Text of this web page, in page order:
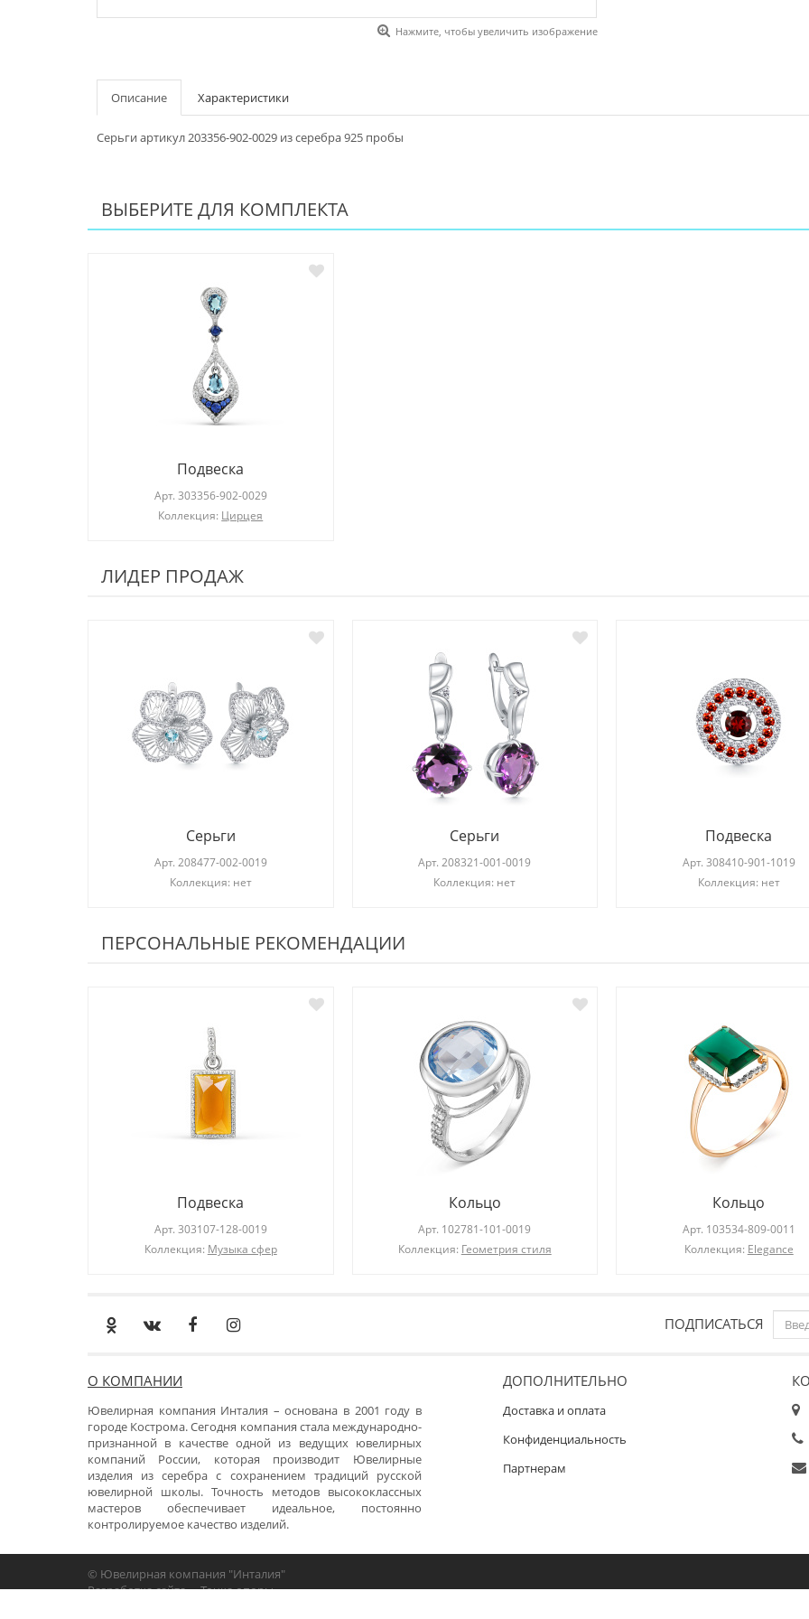
Нажмите, чтобы увеличить изображение
Описание Характеристики
Серьги артикул 203356-902-0029 из серебра 925 пробы
ВЫБЕРИТЕ ДЛЯ КОМПЛЕКТА
Подвеска
Арт. 303356-902-0029
Коллекция: Цирцея
ЛИДЕР ПРОДАЖ
Серьги
Арт. 208477-002-0019
Коллекция: нет
Серьги
Арт.208321-001-0019
Коллекция: нет
Подвеска
Арт. 308410-901-1019
Коллекция: нет
ПЕРСОНАЛЬНЫЕ РЕКОМЕНДАЦИИ
Подвеска
Арт. 303107-128-0019
Коллекция: Музыка сфер
Кольцо
Арт. 102781-101-0019
Коллекция: Геометрия стиля
Кольцо
Арт. 103534-809-0011
Коллекция: Elegance
ПОДПИСАТЬСЯ
О КОМПАНИИ
Ювелирная компания Инталия – основана в 2001 году в
городе Кострома. Сегодня компания стала международно-
признанной в качестве одной из ведущих ювелирных
компаний России, которая производит Ювелирные
изделия из серебра с сохранением традиций русской
ювелирной школы. Точность методов высококлассных
мастеров обеспечивает идеальное, постоянно
контролируемое качество изделий.
ДОПОЛНИТЕЛЬНО
Доставка и оплата
Конфиденциальность
Партнерам
© Ювелирная компания "Инталия"
Разработка сайта -«Точка опоры»